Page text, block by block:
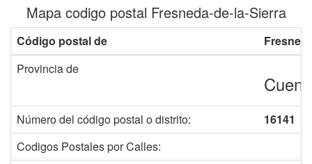
Mapa codigo postal Fresneda-de-la-Sierra
Código postal de
Provincia de
Número del código postal o distrito:
16141
Codigos Postales por Calles: